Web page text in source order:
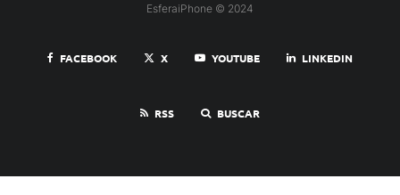
EsferaiPhone © 2024
FACEBOOK X YOUTUBE LINKEDIN
RSS BUSCAR